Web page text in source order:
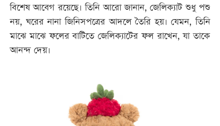
বিশেষ আবেগ রয়েছে। তিনি আরো জানান, জেলিক্যাট শুধু পশু
নয়, ঘরের নানা জিনিসপত্রের আদলে তৈরি হয়। যেমন, তিনি
মাঝে মাঝে ফলের বাটিতে জেলিক্যাটের ফল রাখেন, যা তাকে
আনন্দ দেয়।